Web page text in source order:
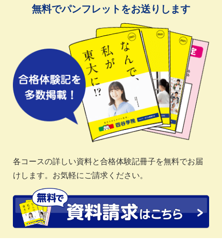
無料でパンフレットをお送りします
各コースの詳しい資料と合格体験記冊子を無料でお届
けします。お気軽にご請求ください。